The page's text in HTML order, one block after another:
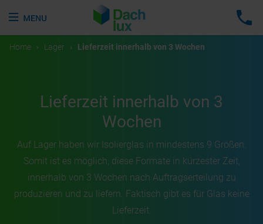
Home › Lager › Lieferzeit innerhalb von 3 Wochen
Lieferzeit innerhalb von 3
Wochen
Auf Lager haben wir Isolierglas in mindestens 9 Größen.
Somit ist es möglich, diese Formate in kürzester Zeit,
innerhalb von 3 Wochen nach Auftragserteilung zu
produzieren und zu liefern. Faktisch gibt es für Glas keine
Lieferzeit.